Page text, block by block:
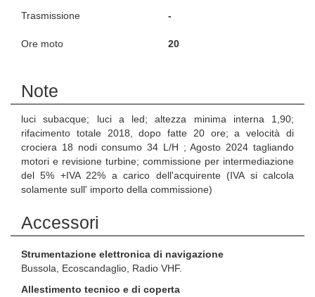
Trasmissione -
Ore moto 20
Note
luci subacque; luci a led; altezza minima interna 1,90;
rifacimento totale 2018, dopo fatte 20 ore; a velocità di
crociera 18 nodi consumo 34 L/H ; Agosto 2024 tagliando
motori e revisione turbine; commissione per intermediazione
del 5% +IVA 22% a carico dell'acquirente (IVA si calcola
solamente sull' importo della commissione)
Accessori
Strumentazione elettronica di navigazione
Bussola, Ecoscandaglio, Radio VHF.
Allestimento tecnico e di coperta